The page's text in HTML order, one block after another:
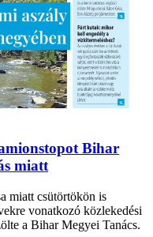
Bihar
miatt
miatt csütörtökön is
vonatkozó közlekedési
a Bihar Megyei Tanács.